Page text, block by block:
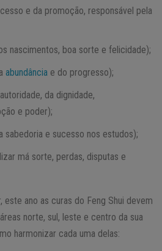
e da promoção, responsável pela
nascimentos, boa sorte e felicidade);
abundância e do progresso);
da dignidade,
e poder);
sabedoria e sucesso nos estudos);
má sorte, perdas, disputas e
ano as curas do Feng Shui devem
norte, sul, leste e centro da sua
harmonizar cada uma delas: